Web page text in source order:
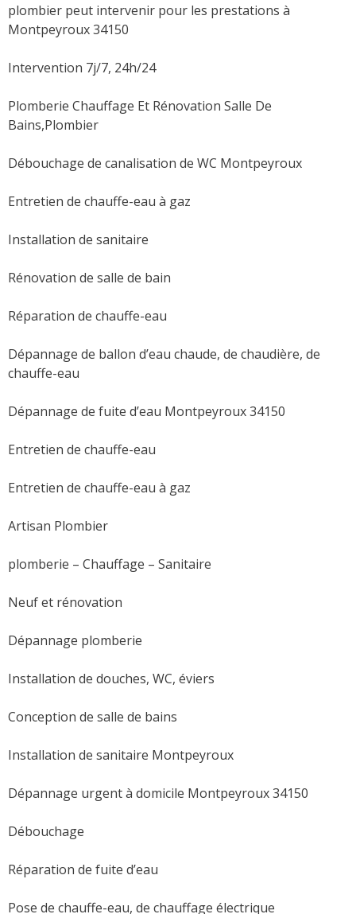
plombier peut intervenir pour les prestations à
Montpeyroux 34150
Intervention 7j/7, 24h/24
Plomberie Chauffage Et Rénovation Salle De
Bains,Plombier
Débouchage de canalisation de WC Montpeyroux
Entretien de chauffe-eau à gaz
Installation de sanitaire
Rénovation de salle de bain
Réparation de chauffe-eau
Dépannage de ballon d’eau chaude, de chaudière, de
chauffe-eau
Dépannage de fuite d’eau Montpeyroux 34150
Entretien de chauffe-eau
Entretien de chauffe-eau à gaz
Artisan Plombier
plomberie – Chauffage – Sanitaire
Neuf et rénovation
Dépannage plomberie
Installation de douches, WC, éviers
Conception de salle de bains
Installation de sanitaire Montpeyroux
Dépannage urgent à domicile Montpeyroux 34150
Débouchage
Réparation de fuite d’eau
Pose de chauffe-eau, de chauffage électrique